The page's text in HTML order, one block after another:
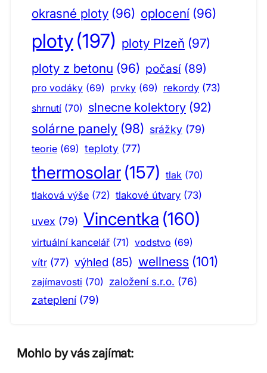
okrasné ploty (96) oplocení (96)
ploty(197) ploty Plzeň (97)
ploty z betonu (96) počasí (89)
pro vodáky (69) prvky (69) rekordy (73)
shrnutí (70) slnecne kolektory (92)
solárne panely (98) srážky (79)
teorie (69) teploty (77)
thermosolar (157) tlak (70)
tlaková výše (72) tlakové útvary (73)
uvex (79) Vincentka (160)
virtuální kancelář (71) vodstvo (69)
vítr (77) výhled (85) wellness (101)
zajímavosti (70) založení s.r.o. (76)
zateplení (79)
Mohlo by vás zajímat: